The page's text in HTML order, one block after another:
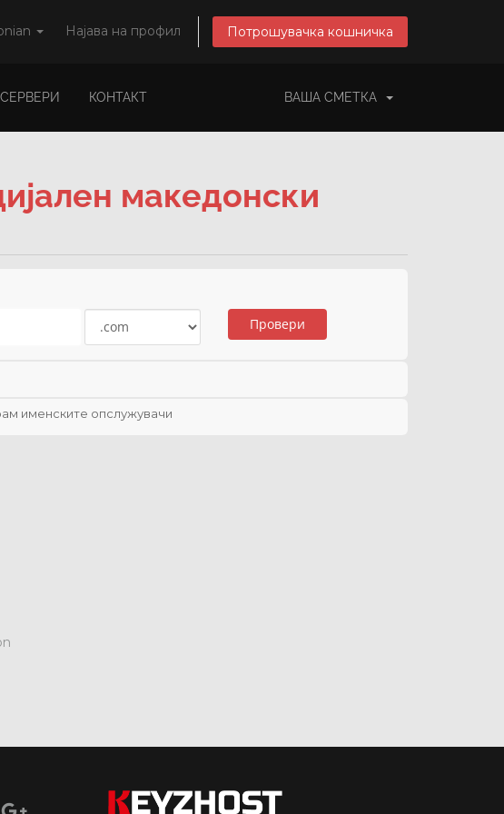
Најава на профил Потрошувачка кошничка
КОНТАКТ ВАША СМЕТКА
македонски
Провери
именските опслужувачи